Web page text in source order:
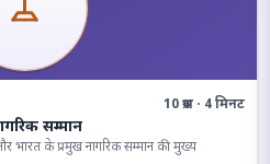
10 प्रश्न · 4 मिनट
सम्मान
भारत के प्रमुख नागरिक सम्मान की मुख्य